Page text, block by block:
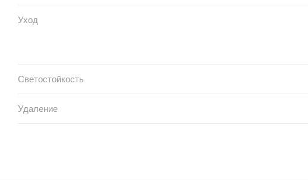
Уход
Светостойкость
Удаление